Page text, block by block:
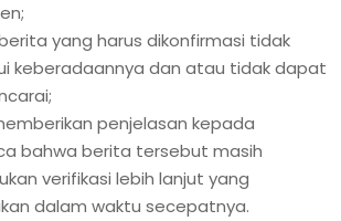
yang harus dikonfirmasi tidak
keberadaannya dan atau tidak dapat
penjelasan kepada
bahwa berita tersebut masih
verifikasi lebih lanjut yang
dalam waktu secepatnya.